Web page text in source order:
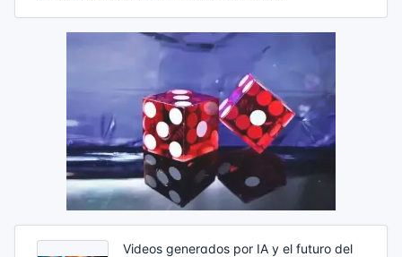
Videos generados por IA y el futuro del